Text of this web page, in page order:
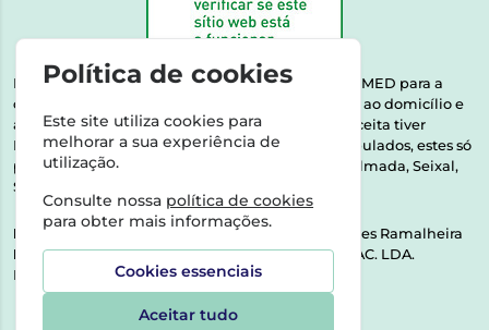
Esta farmácia encontra-se autorizada pelo INFARMED para a
dispensa de medicamentos e produtos de saúde ao domicílio e
através da internet. Medicamentos | Se na sua receita tiver
MSRM, MNSRM, MSRMV ou Medicamentos Manipulados, estes só
podem ser entregues nos seguintes concelhos: Almada, Seixal,
Sesimbra, Oeiras e Lisboa.
Direção Técnica:
Dra. Raquel Alexandra Fernandes Ramalheira
NIPC:513064133 | ASPAS E NÚMEROS SOC. FARMAC. LDA.
Rua dos Castanheiros 5 AB Feijó2810-036 Almada
Política de cookies
Este site utiliza cookies para
melhorar a sua experiência de
utilização.
Consulte nossa política de cookies
para obter mais informações.
Cookies essenciais
Aceitar tudo